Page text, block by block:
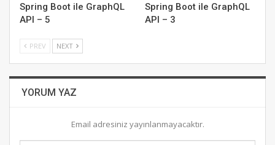
Spring Boot ile GraphQL
API – 5
Spring Boot ile GraphQL
API – 3
PREV NEXT
YORUM YAZ
Email adresiniz yayınlanmayacaktır.